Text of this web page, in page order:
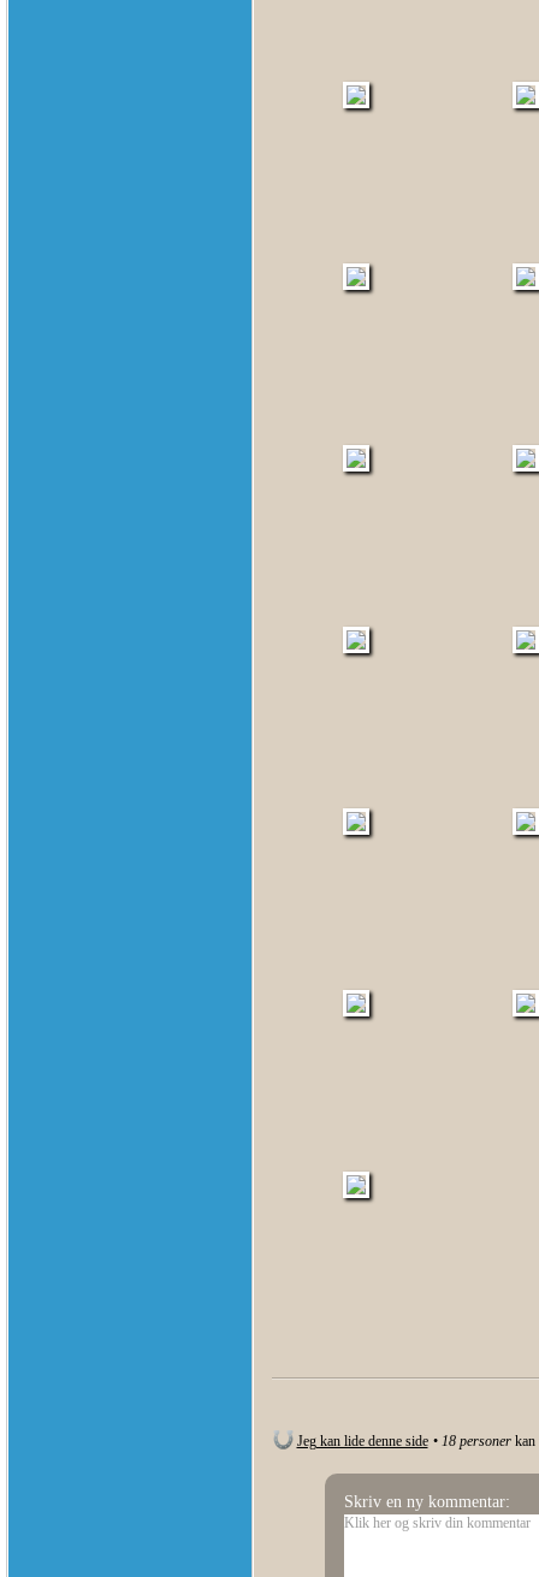
Jeg kan lide denne side • 18personerkan
Skriv en ny kommentar: